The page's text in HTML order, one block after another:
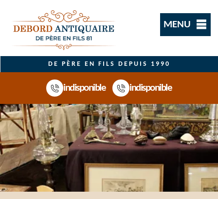
MENU
DE PÈRE EN FILS DEPUIS 1990
indisponible indisponible